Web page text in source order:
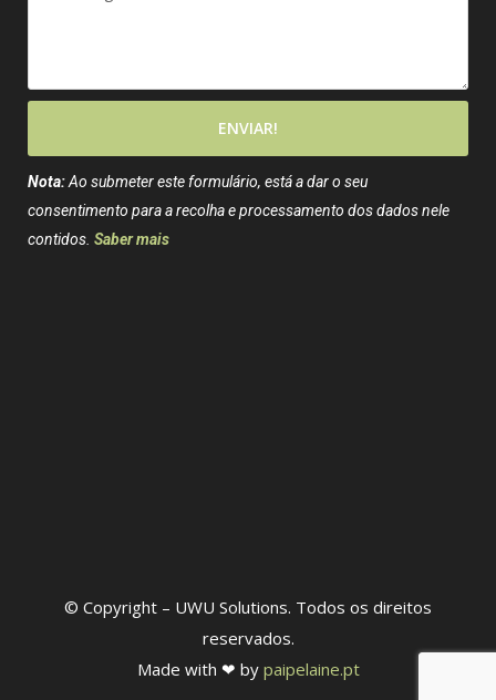
ENVIAR!
Nota:Ao submeter este formulário, está a dar o seu
consentimento para a recolha e processamento dos dados nele
contidos. Saber mais
© Copyright – UWU Solutions. Todos os direitos
reservados.
Made with ❤ by paipelaine.pt